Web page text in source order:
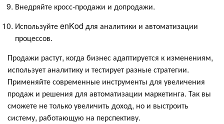
Внедряйте кросс-продажи и допродажи.
Используйте enKod для аналитики и автоматизации
процессов.
Продажи растут, когда бизнес адаптируется к изменениям,
использует аналитику и тестирует разные стратегии.
Применяйте современные инструменты для увеличения
продаж и решения для автоматизации маркетинга. Так вы
сможете не только увеличить доход, но и выстроить
систему, работающую на перспективу.